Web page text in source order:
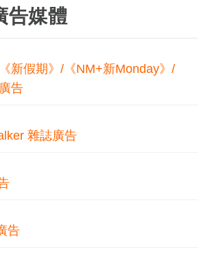
告媒體
新假期》/《NM+新Monday》/
告
雜誌廣告
告